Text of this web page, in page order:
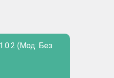
(Мод: Без